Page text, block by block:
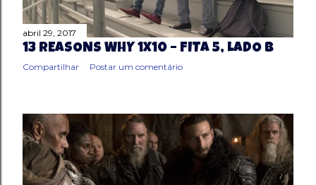
abril 29, 2017
13 REASONS WHY 1X10 – FITA 5, LADO B
Compartilhar Postar um comentário